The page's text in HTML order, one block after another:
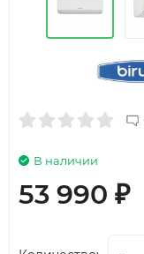
В наличии
53 990 ₽